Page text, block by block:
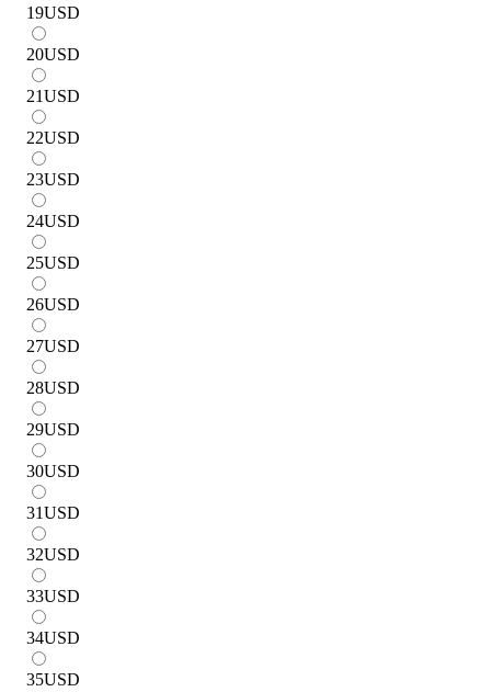
19USD
20USD
21USD
22USD
23USD
24USD
25USD
26USD
27USD
28USD
29USD
30USD
31USD
32USD
33USD
34USD
35USD